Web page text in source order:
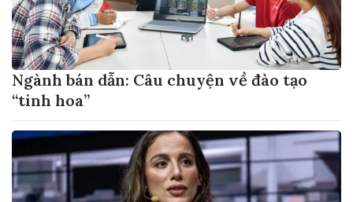
Ngành bán dẫn: Câu chuyện về đào tạo
“tinh hoa”